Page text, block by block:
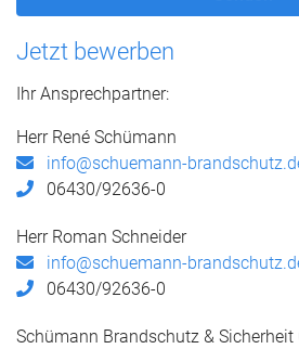
Jetzt bewerben
Ihr Ansprechpartner:
Herr René Schümann
info@schuemann-
06430/92636-0
Herr Roman Schneider
info@schuemann-
06430/92636-0
Schümann Brandschutz & Sicherheit